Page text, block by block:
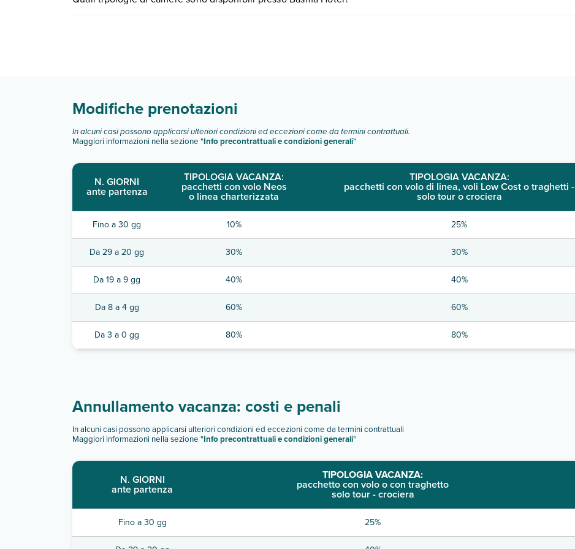
Modifiche prenotazioni
In alcuni casi possono applicarsi ulteriori condizioni ed eccezioni come da termini contrattuali.
Maggiori informazioni nella sezione "Info precontrattuali e condizioni generali"
N. GIORNI
ante partenza
TIPOLOGIA VACANZA:
pacchetti con volo Neos
o linea charterizzata
TIPOLOGIA VACANZA:
pacchetti con volo di linea, voli Low Cost o traghetti -
solo tour o crociera
Fino a 30 gg 10% 25%
Da 29 a 20 gg 30% 30%
Da 19 a 9 gg 40% 40%
Da 8 a 4 gg 60% 60%
Da 3 a 0 gg 80% 80%
Annullamento vacanza: costi e penali
In alcuni casi possono applicarsi ulteriori condizioni ed eccezioni come da termini contrattuali
Maggiori informazioni nella sezione "Info precontrattuali e condizioni generali"
N. GIORNI
ante partenza
TIPOLOGIA VACANZA:
pacchetto con volo o con traghetto
solo tour - crociera
Fino a 30 gg 25%